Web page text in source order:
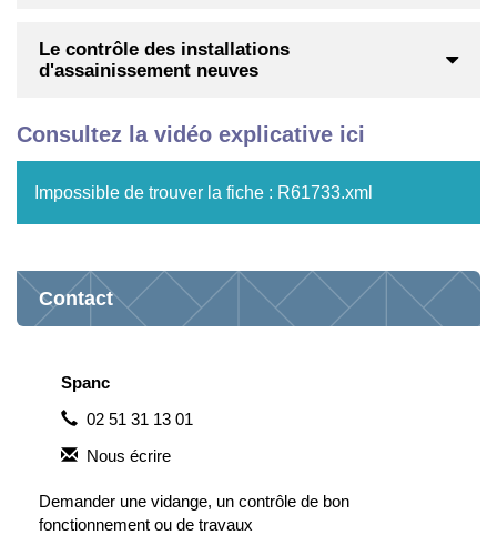
Le contrôle des installations
d'assainissement neuves
Consultez la vidéo explicative ici
Impossible de trouver la fiche : R61733.xml
Contact
Spanc
02 51 31 13 01
Nous écrire
Demander une vidange, un contrôle de bon
fonctionnement ou de travaux